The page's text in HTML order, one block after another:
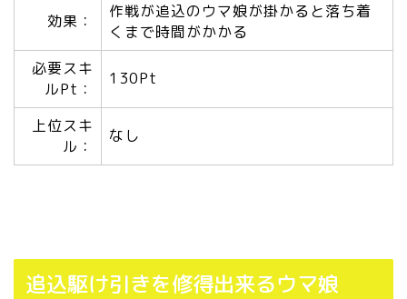
効果：
作戦が追込のウマ娘が掛かると落ち着
くまで時間がかかる
必要スキ
ルPt：
130Pt
上位スキ
ル：
なし
追込駆け引きを修得出来るウマ娘